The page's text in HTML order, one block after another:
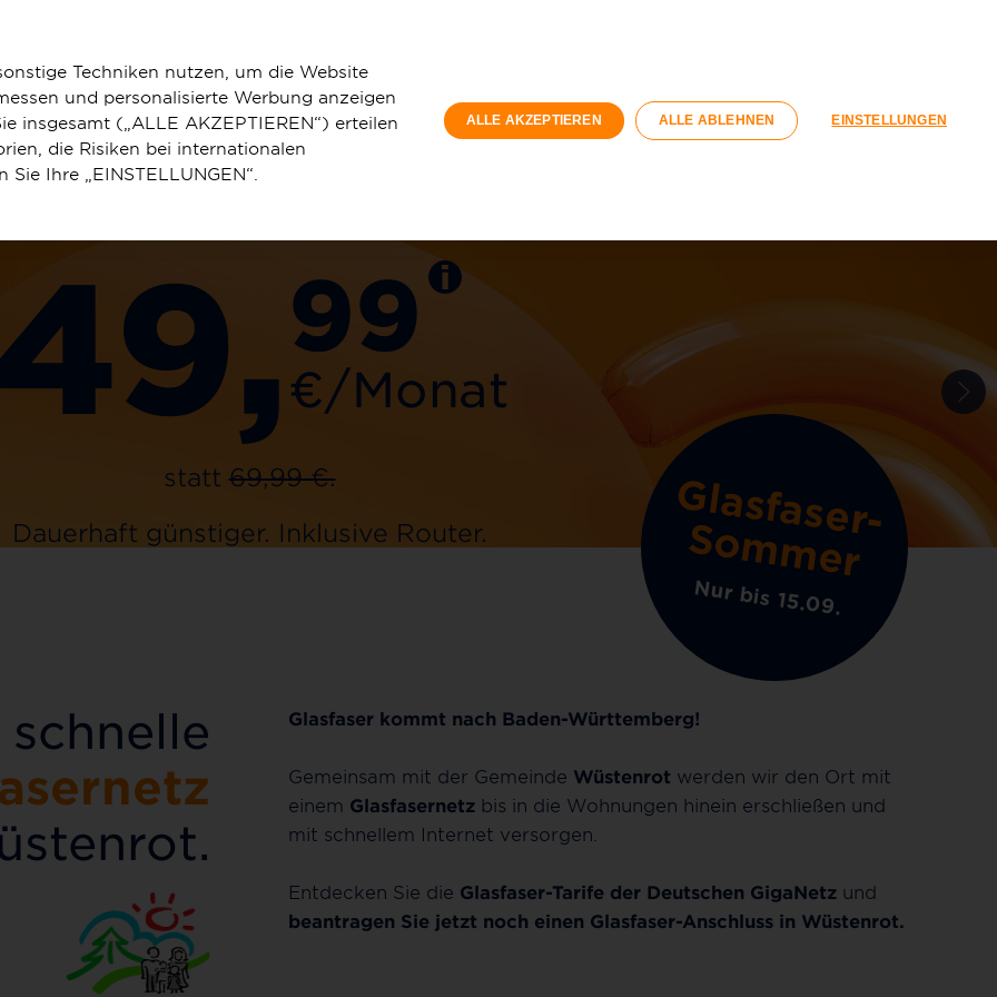
Registrieren
150 Mbit/s
99
€/Monat
statt39,99 €.
Dauerhaft günstiger. Inklusive Router. G
la
s
fa
s
e
r
-
S
o
m
m
e
r
Nur bis 15.09.
schnelle Glasfaser kommt nach Baden-Württemberg!
Gemeinsam mit der Gemeinde Wüstenrot werden wir den Ort mit
einem Glasfasernetz bis in die Wohnungen hinein erschließen und
mit schnellem Internet versorgen.
Entdecken Sie die Glasfaser-Tarife der Deutschen GigaNetz und
beantragen Sie jetzt noch einen Glasfaser-Anschluss in Wüstenrot.
Techniken nutzen, um die Website
und personalisierte Werbung anzeigen
insgesamt („ALLE AKZEPTIEREN“) erteilen
die Risiken bei internationalen
Ihre „EINSTELLUNGEN“.
ALLE AKZEPTIEREN ALLE ABLEHNEN EINSTELLUNGEN